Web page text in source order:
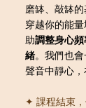
磨缽、敲缽
穿越你的能
助調整身心
緒。我們也
聲音中靜心，
✦ 課程結束